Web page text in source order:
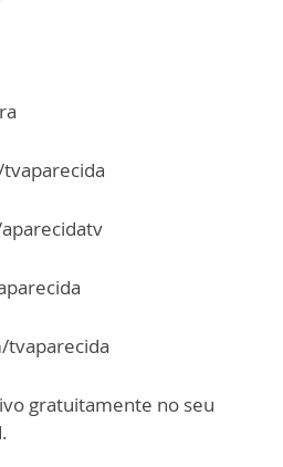
gratuitamente no seu